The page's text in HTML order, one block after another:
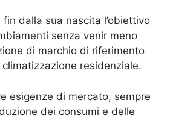
fin dalla sua nascita l’obiettivo
senza venir meno
di marchio di riferimento
residenziale.
esigenze di mercato, sempre
dei consumi e delle